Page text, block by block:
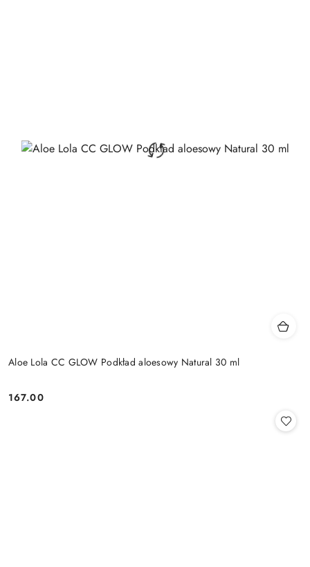
Aloe Lola CC GLOW Podkład aloesowy Natural 30 ml
Cena:
167.00